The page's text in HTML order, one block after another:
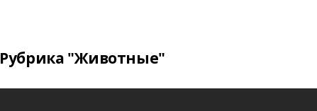
Рубрика "Животные"